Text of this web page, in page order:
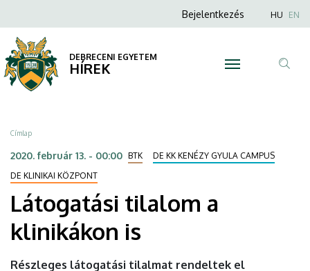
tilalom
a
klinikákon
is
DEBRECENI
EGYETEM
a
tartalomra
Anonim
menüje
Bejelentkezés HU EN
DEBRECENI EGYETEM
HÍREK
Morzsa
Címlap
2020. február 13. - 00:00 BTK
DE KK KENÉZY GYULA CAMPUS
DE KLINIKAI KÖZPONT
Látogatási tilalom a
klinikákon is
Részleges látogatási tilalmat rendeltek el